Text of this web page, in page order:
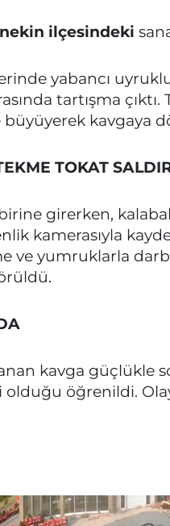
ilçesindeki
yabancı
tartışma çıktı.
büyüyerek kavgaya
TOKAT
girerken,
kamerasıyla
ve yumruklarla
kavga güçlükle
öğrenildi.